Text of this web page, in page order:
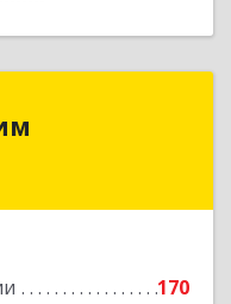
170